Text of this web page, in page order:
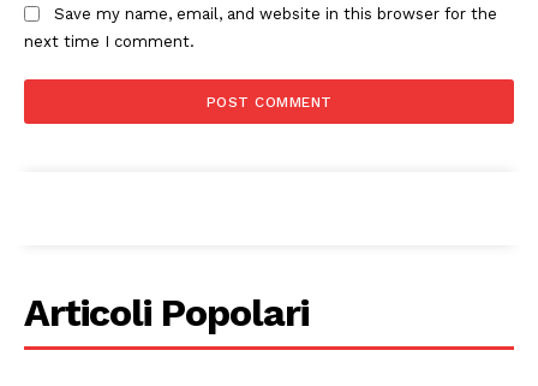
Condividi
Save my name, email, and website in this browser for the
next time I comment.
Articoli Popolari